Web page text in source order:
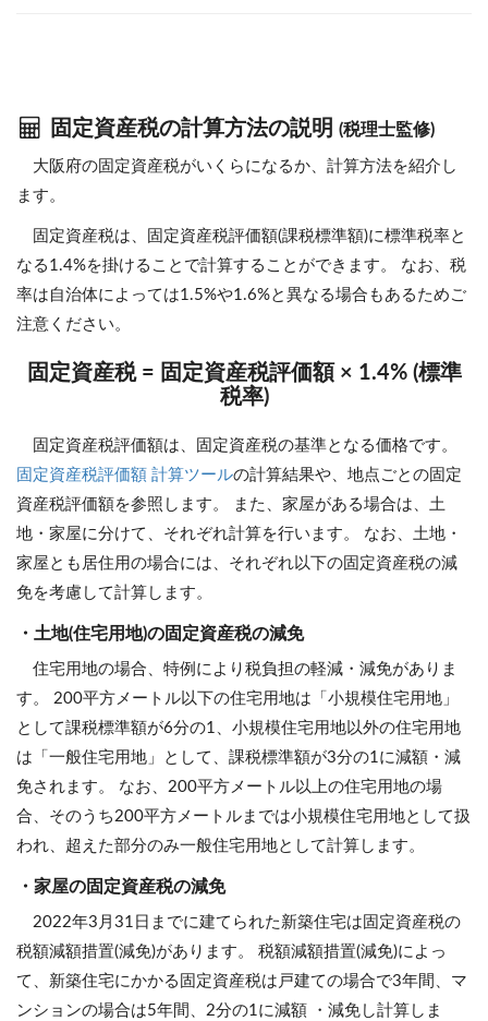
固定資産税の計算方法の説明 (税理士監修)
大阪府の固定資産税がいくらになるか、計算方法を紹介し
ます。
固定資産税は、固定資産税評価額(課税標準額)に標準税率と
なる1.4%を掛けることで計算することができます。 なお、税
率は自治体によっては1.5%や1.6%と異なる場合もあるためご
注意ください。
固定資産税 = 固定資産税評価額 × 1.4% (標準
税率)
固定資産税評価額は、固定資産税の基準となる価格です。
固定資産税評価額 計算ツールの計算結果や、地点ごとの固定
資産税評価額を参照します。 また、家屋がある場合は、土
地・家屋に分けて、それぞれ計算を行います。 なお、土地・
家屋とも居住用の場合には、それぞれ以下の固定資産税の減
免を考慮して計算します。
・土地(住宅用地)の固定資産税の減免
住宅用地の場合、特例により税負担の軽減・減免がありま
す。 200平方メートル以下の住宅用地は「小規模住宅用地」
として課税標準額が6分の1、小規模住宅用地以外の住宅用地
は「一般住宅用地」として、課税標準額が3分の1に減額・減
免されます。 なお、200平方メートル以上の住宅用地の場
合、そのうち200平方メートルまでは小規模住宅用地として扱
われ、超えた部分のみ一般住宅用地として計算します。
・家屋の固定資産税の減免
2022年3月31日までに建てられた新築住宅は固定資産税の
税額減額措置(減免)があります。 税額減額措置(減免)によっ
て、新築住宅にかかる固定資産税は戸建ての場合で3年間、マ
ンションの場合は5年間、2分の1に減額 ・減免し計算しま